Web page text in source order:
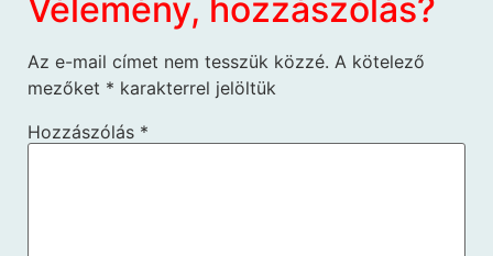
Vélemény, hozzászólás?
Az e-mail címet nem tesszük közzé. A kötelező
mezőket * karakterrel jelöltük
Hozzászólás *